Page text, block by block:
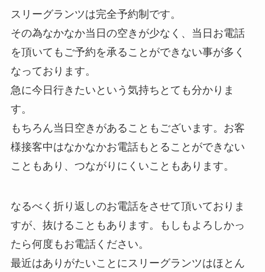
スリーグランツは完全予約制です。
その為なかなか当日の空きが少なく、当日お電話
を頂いてもご予約を承ることができない事が多く
なっております。
急に今日行きたいという気持ちとても分かりま
す。
もちろん当日空きがあることもございます。お客
様接客中はなかなかお電話もとることができない
こともあり、つながりにくいこともあります。
なるべく折り返しのお電話をさせて頂いておりま
すが、抜けることもあります。もしもよろしかっ
たら何度もお電話ください。
最近はありがたいことにスリーグランツはほとん